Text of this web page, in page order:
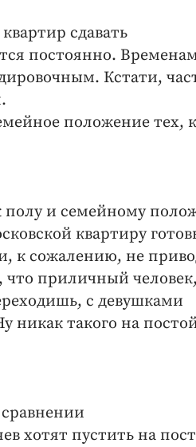
сдавать
постоянно.
Кстати,
положение тех,
полу и семейному
квартиру
к сожалению, не
что приличный человек,
с девушками
никак такого на
хотят пустить на